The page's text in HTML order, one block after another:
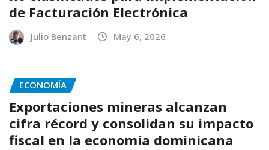
de Facturación Electrónica
Julio Benzant May 6, 2026
ECONOMÍA
Exportaciones mineras alcanzan
cifra récord y consolidan su impacto
fiscal en la economía dominicana